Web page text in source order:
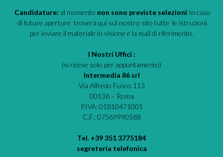
Candidature: al momento non sono previste selezioni In caso
di future aperture troverà qui sul nostro sito tutte le istruzioni
per inviare il materiale in visione e la mail di riferimento.
I Nostri Uffici :
(si riceve solo per appuntamento)
Intermedia 86 srl
Via Alfredo Fusco 113
00136 – Roma
P.IVA: 01810471001
C.F.: 07569990588
Tel. +39 351 3775184
segreteria telefonica